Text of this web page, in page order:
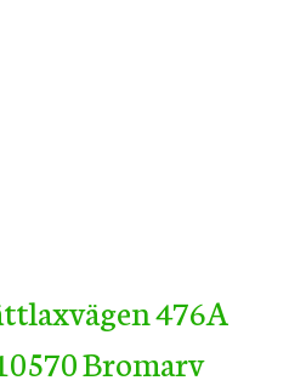
476A
Bromarv